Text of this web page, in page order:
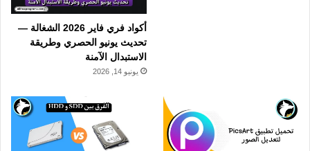
أكواد فري فاير 2026 الشغالة —
تحديث يونيو الحصري وطريقة
الاستبدال الآمنة
يونيو 14, 2026